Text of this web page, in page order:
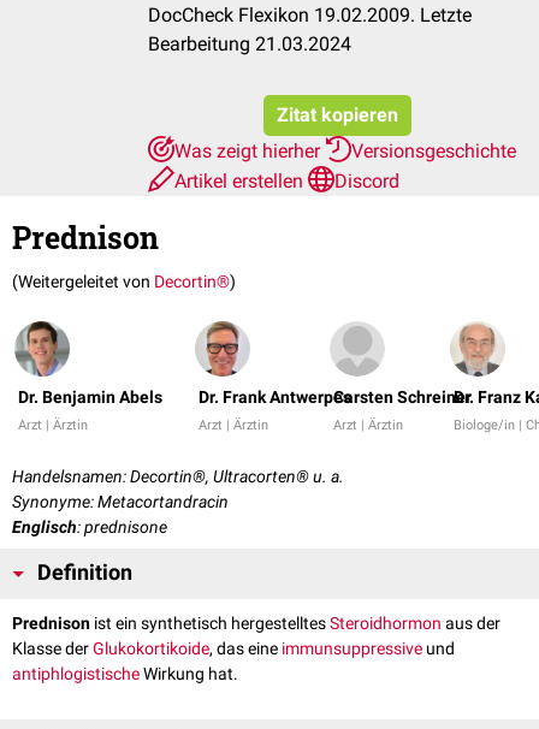
DocCheck Flexikon 19.02.2009. Letzte
Bearbeitung 21.03.2024
Zitat kopieren
Was zeigt hierher
Versionsgeschichte
Artikel erstellen
Discord
Prednison
(Weitergeleitet von Decortin®)
Dr. Benjamin Abels
Arzt | Ärztin
Dr. Frank Antwerpes
Arzt | Ärztin
Carsten Schreiner
Arzt | Ärztin
Dr. Franz
Biologe/in |
Handelsnamen: Decortin®, Ultracorten® u. a.
Synonyme: Metacortandracin
Englisch: prednisone
Definition
Prednison ist ein synthetisch hergestelltesSteroidhormon aus der
Klasse derGlukokortikoide, das eine immunsuppressive und
antiphlogistischeWirkung hat.